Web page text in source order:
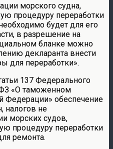
морского судна,
процедуру переработки
будет для его
в разрешение на
бланке можно
декларанта внести
для переработки».
137 Федерального
«О таможенном
Федерации» обеспечение
налогов не
морских судов,
процедуру переработки
ремонта.